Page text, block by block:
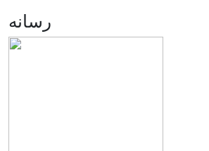
رسانه